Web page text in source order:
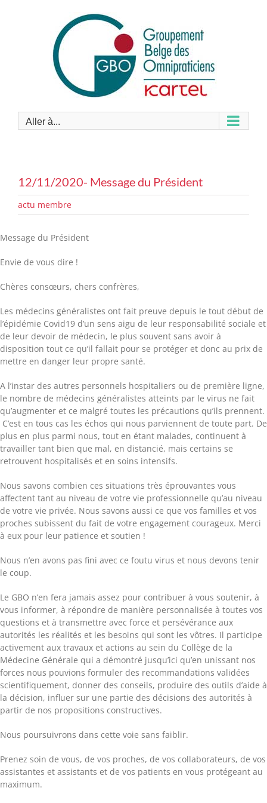
Aller à...
12/11/2020- Message du Président
actu membre
Message du Président
Envie de vous dire !
Chères consœurs, chers confrères,
Les médecins généralistes ont fait preuve depuis le tout début de
l’épidémie Covid19 d’un sens aigu de leur responsabilité sociale et
de leur devoir de médecin, le plus souvent sans avoir à
disposition tout ce qu’il fallait pour se protéger et donc au prix de
mettre en danger leur propre santé.
A l’instar des autres personnels hospitaliers ou de première ligne,
le nombre de médecins généralistes atteints par le virus ne fait
qu’augmenter et ce malgré toutes les précautions qu’ils prennent.
C’est en tous cas les échos qui nous parviennent de toute part. De
plus en plus parmi nous, tout en étant malades, continuent à
travailler tant bien que mal, en distancié, mais certains se
retrouvent hospitalisés et en soins intensifs.
Nous savons combien ces situations très éprouvantes vous
affectent tant au niveau de votre vie professionnelle qu’au niveau
de votre vie privée. Nous savons aussi ce que vos familles et vos
proches subissent du fait de votre engagement courageux. Merci
à eux pour leur patience et soutien !
Nous n’en avons pas fini avec ce foutu virus et nous devons tenir
le coup.
Le GBO n’en fera jamais assez pour contribuer à vous soutenir, à
vous informer, à répondre de manière personnalisée à toutes vos
questions et à transmettre avec force et persévérance aux
autorités les réalités et les besoins qui sont les vôtres. Il participe
activement aux travaux et actions au sein du Collège de la
Médecine Générale qui a démontré jusqu’ici qu’en unissant nos
forces nous pouvions formuler des recommandations validées
scientifiquement, donner des conseils, produire des outils d’aide à
la décision, influer sur une partie des décisions des autorités à
partir de nos propositions constructives.
Nous poursuivrons dans cette voie sans faiblir.
Prenez soin de vous, de vos proches, de vos collaborateurs, de vos
assistantes et assistants et de vos patients en vous protégeant au
maximum.